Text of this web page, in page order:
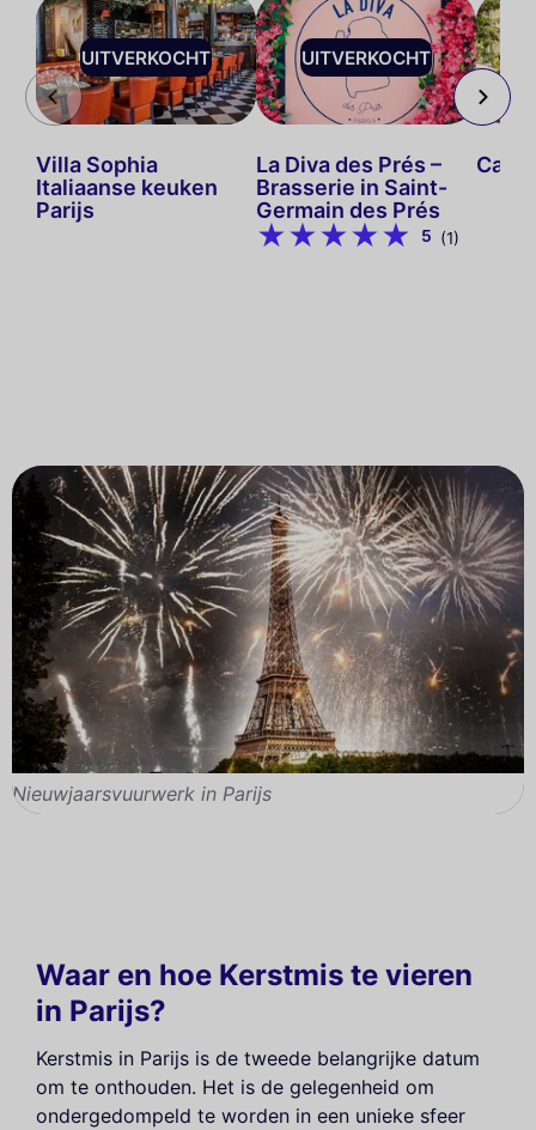
UITVERKOCHT
Villa Sophia
Italiaanse keuken
Parijs
UITVERKOCHT
La Diva des Prés –
Brasserie in Saint-
Germain des Prés
5 (1)
Nieuwjaarsvuurwerk in Parijs
Waar en hoe Kerstmis te vieren
in Parijs?
Kerstmis in Parijs is de tweede belangrijke datum
om te onthouden. Het is de gelegenheid om
ondergedompeld te worden in een unieke sfeer